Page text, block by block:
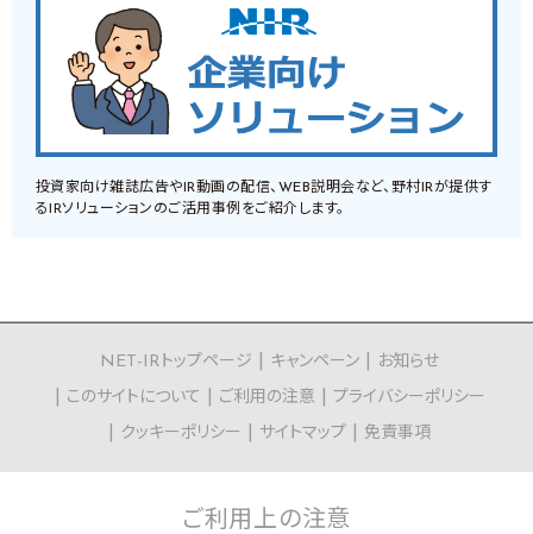
投資家向け雑誌広告やIR動画の配信、WEB説明会など、野村IRが提供す
るIRソリューションのご活用事例をご紹介します。
NET-IRトップページ キャンペーン
お知らせ
このサイトについて
ご利用の注意
プライバシーポリシー
クッキーポリシー
サイトマップ 免責事項
ご利用上の注意